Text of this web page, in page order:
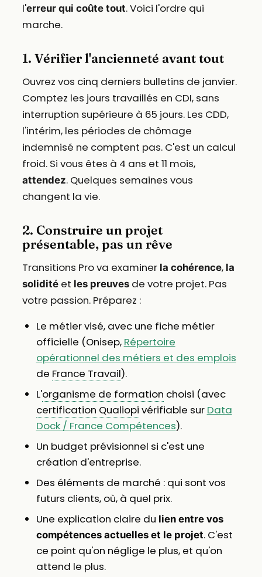
l'erreur qui coûte tout. Voici l'ordre qui
marche.
1. Vérifier l'ancienneté avant tout
Ouvrez vos cinq derniers bulletins de janvier.
Comptez les jours travaillés en CDI, sans
interruption supérieure à 65 jours. Les CDD,
l'intérim, les périodes de chômage
indemnisé ne comptent pas. C'est un calcul
froid. Si vous êtes à 4 ans et 11 mois,
attendez. Quelques semaines vous
changent la vie.
2. Construire un projet
présentable, pas un rêve
Transitions Pro va examiner la cohérence, la
soliditéet les preuvesde votre projet. Pas
votre passion. Préparez :
Le métier visé, avec une fiche métier
officielle (Onisep, Répertoire
opérationnel des métiers et des emplois
de France Travail).
L'organisme de formation choisi (avec
certification Qualiopi vérifiable sur Data
Dock / France Compétences).
Un budget prévisionnel si c'est une
création d'entreprise.
Des éléments de marché : qui sont vos
futurs clients, où, à quel prix.
Une explication claire du lien entre vos
compétences actuelles et le projet. C'est
ce point qu'on néglige le plus, et qu'on
attend le plus.